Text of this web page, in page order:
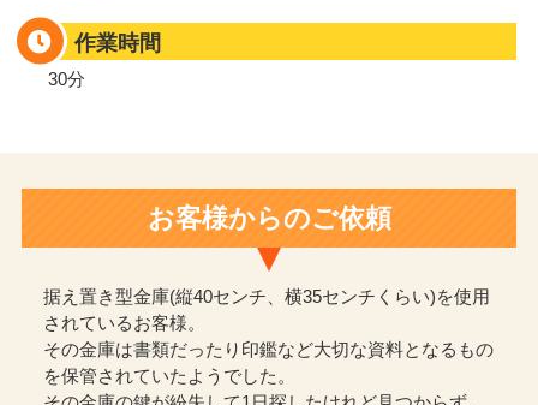
作業時間
30分
お客様からのご依頼
据え置き型金庫(縦40センチ、横35センチくらい)を使用
されているお客様。
その金庫は書類だったり印鑑など大切な資料となるもの
を保管されていたようでした。